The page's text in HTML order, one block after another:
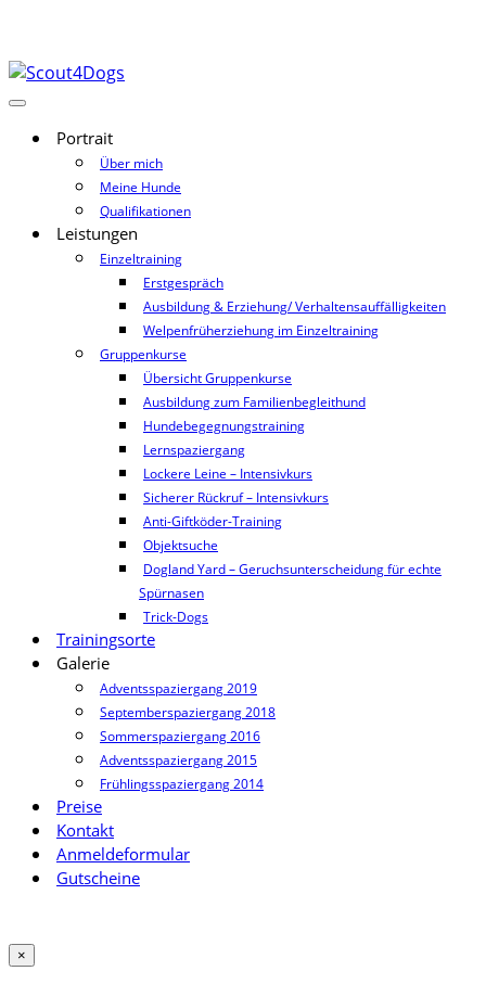
Portrait
Über mich
Meine Hunde
Qualifikationen
Leistungen
Einzeltraining
Erstgespräch
Ausbildung & Erziehung/ Verhaltensauffälligkeiten
Welpenfrüherziehung im Einzeltraining
Gruppenkurse
Übersicht Gruppenkurse
Ausbildung zum Familienbegleithund
Hundebegegnungstraining
Lernspaziergang
Lockere Leine – Intensivkurs
Sicherer Rückruf – Intensivkurs
Anti-Giftköder-Training
Objektsuche
Dogland Yard – Geruchsunterscheidung für echte
Spürnasen
Trick-Dogs
Trainingsorte
Galerie
Adventsspaziergang 2019
Septemberspaziergang 2018
Sommerspaziergang 2016
Adventsspaziergang 2015
Frühlingsspaziergang 2014
Preise
Kontakt
Anmeldeformular
Gutscheine
×